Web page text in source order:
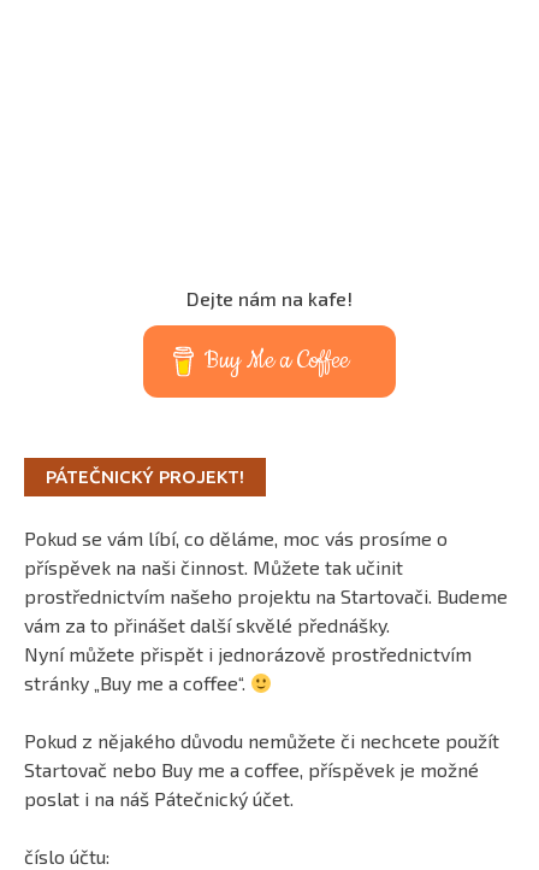
Dejte nám na kafe!
Buy Me a Coffee
PÁTEČNICKÝ PROJEKT!
Pokud se vám líbí, co děláme, moc vás prosíme o
příspěvek na naši činnost. Můžete tak učinit
prostřednictvím našeho projektu na Startovači. Budeme
vám za to přinášet další skvělé přednášky.
Nyní můžete přispět i jednorázově prostřednictvím
stránky „Buy me a coffee“.
Pokud z nějakého důvodu nemůžete či nechcete použít
Startovač nebo Buy me a coffee, příspěvek je možné
poslat i na náš Pátečnický účet.
číslo účtu: